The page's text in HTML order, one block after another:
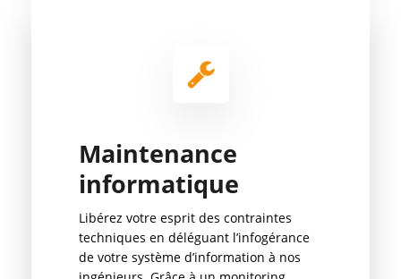
Maintenance
informatique
Libérez votre esprit des contraintes
techniques en déléguant l’infogérance
de votre système d’information à nos